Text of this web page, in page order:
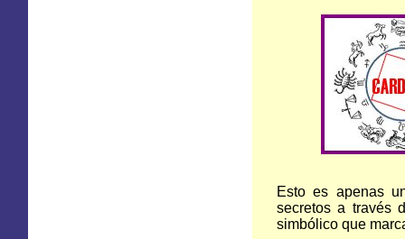
Esto es apenas
secretos a través
simbólico que